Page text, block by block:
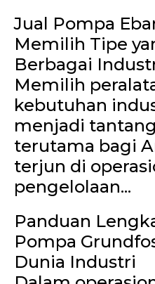
Jual Pompa
Memilih Tipe
Berbagai
Memilih
kebutuhan
menjadi
terutama bagi
terjun di
pengelolaan...
Panduan
Pompa
Dunia Industri